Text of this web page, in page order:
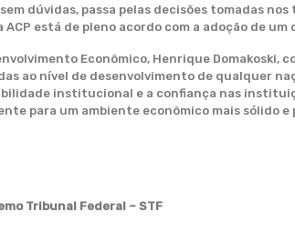
dúvidas, passa pelas decisões tomadas
está de pleno acordo com a adoção de um
Econômico, Henrique Domakoski,
ao nível de desenvolvimento de qualquer
institucional e a confiança nas
para um ambiente econômico mais sólido e
Tribunal Federal – STF